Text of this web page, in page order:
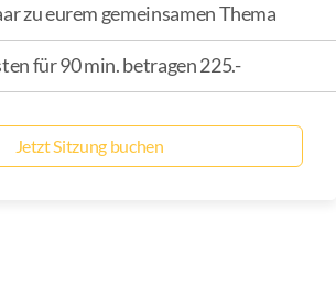
zu eurem gemeinsamen Thema
für 90 min. betragen 225.-
Jetzt Sitzung buchen